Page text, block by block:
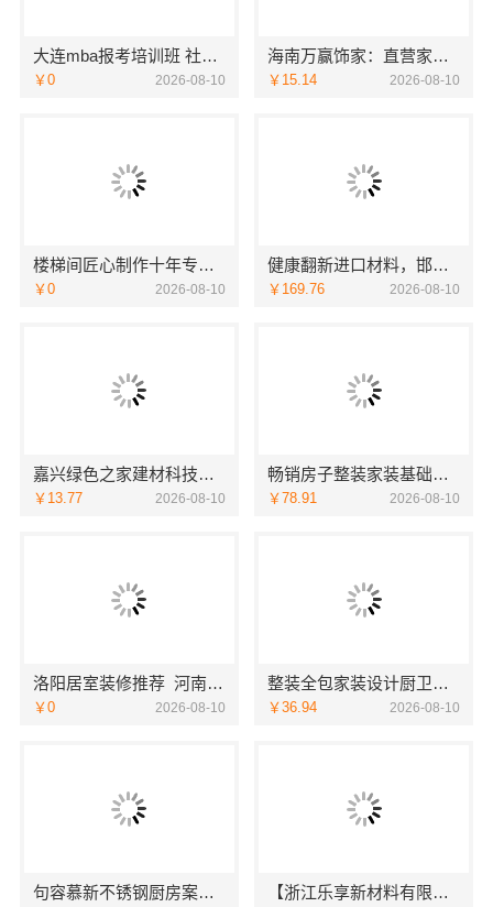
大连mba报考培训班 社科赛斯MBA专业辅导备考不盲目
￥0 2026-08-10
海南万赢饰家：直营家庭装修成本管控省心更省力
￥15.14 2026-08-10
楼梯间匠心制作十年专注，华居不锈钢品质见证
￥0 2026-08-10
健康翻新进口材料，邯郸至臻全宅新材料有限公司
￥169.76 2026-08-10
嘉兴绿色之家建材科技有限公司：同城知名室内设计团队高端
￥13.77 2026-08-10
畅销房子整装家装基础工程上门服务——浙江乐享新材料有限公司
￥78.91 2026-08-10
洛阳居室装修推荐_河南璟臻环保建材有限公司一站式服务
￥0 2026-08-10
整装全包家装设计厨卫改造-宁波雅美和居
￥36.94 2026-08-10
句容慕新不锈钢厨房案例实拍欣赏 【浙江乐享新材料有限公司】新房整装案例，便宜实惠有保障